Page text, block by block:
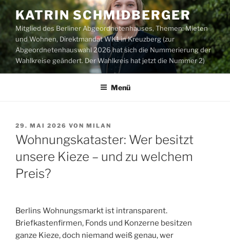
Zum
Inhalt
springen
KATRIN SCHMIDBERGER
Mitglied des Berliner Abgeordnetenhauses, Themen: Mieten
und Wohnen, Direktmandat WK1 in Kreuzberg (zur
Abgeordnetenhauswahl 2026 hat sich die Nummerierung der
Wahlkreise geändert. Der Wahlkreis hat jetzt die Nummer 2)
Menü
VERÖFFENTLICHT
AM
29. MAI 2026 VON MILAN
Wohnungskataster: Wer besitzt
unsere Kieze – und zu welchem
Preis?
Berlins Wohnungsmarkt ist intransparent.
Briefkastenfirmen, Fonds und Konzerne besitzen
ganze Kieze, doch niemand weiß genau, wer